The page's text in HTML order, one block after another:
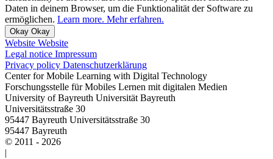
Daten in deinem Browser, um die Funktionalität der Software zu
ermöglichen. Learn more. Mehr erfahren.
Okay Okay
Website Website
Legal notice Impressum
Privacy policy Datenschutzerklärung
Center for Mobile Learning with Digital Technology
Forschungsstelle für Mobiles Lernen mit digitalen Medien
University of Bayreuth Universität Bayreuth
Universitätsstraße 30
95447 Bayreuth Universitätsstraße 30
95447 Bayreuth
© 2011 - 2026
|